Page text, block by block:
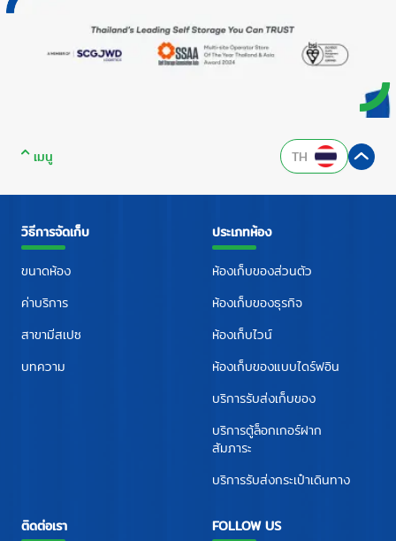
เมนู TH
วิธีการจัดเก็บ
ขนาดห้อง
ค่าบริการ
สาขามีสเปซ
บทความ
ประเภทห้อง
ห้องเก็บของส่วนตัว
ห้องเก็บของธุรกิจ
ห้องเก็บไวน์
ห้องเก็บของแบบไดร์ฟอิน
บริการรับส่งเก็บของ
บริการตู้ล็อกเกอร์ฝาก
สัมภาระ
บริการรับส่งกระเป๋าเดินทาง
ติดต่อเรา FOLLOW US